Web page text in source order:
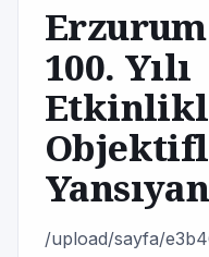
100. Yılı
/upload/sayfa/